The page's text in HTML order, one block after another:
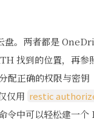
盘。两者都是
找到的位置，
正确的权限与密钥
仅用 restic
令中可以轻松建一